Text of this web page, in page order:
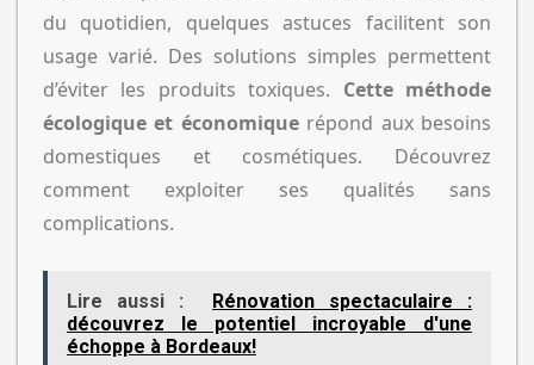
du quotidien, quelques astuces facilitent son
usage varié. Des solutions simples permettent
d’éviter les produits toxiques. Cette méthode
écologique et économiquerépond aux besoins
domestiques et cosmétiques. Découvrez
comment exploiter ses qualités sans
complications.
Lire aussi :
Rénovation spectaculaire :
découvrez le potentiel incroyable d'une
échoppe à Bordeaux!